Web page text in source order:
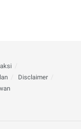
Disclaimer